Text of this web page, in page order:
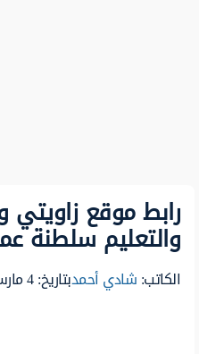
رابط موقع زاويتي
والتعليم سلطنة
الكاتب:شادي أحمدبتاريخ: 4 مارس 2025 , 13:26